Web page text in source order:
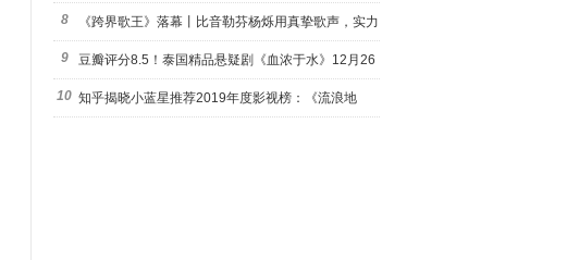
奇艺号"奇
8 《跨界歌王》落幕丨比音勒芬杨烁用真挚歌声，实力
圈粉!
9 豆瓣评分8.5！泰国精品悬疑剧《血浓于水》12月26
日西瓜视
10 知乎揭晓小蓝星推荐2019年度影视榜：《流浪地